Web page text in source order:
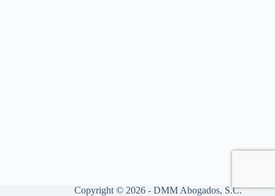
Copyright © 2026 - DMM Abogados, S.C.